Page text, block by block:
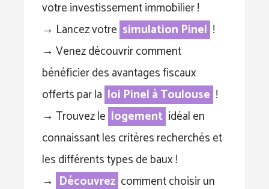
votre investissement immobilier !
→ Lancez votre simulation Pinel !
→ Venez découvrir comment
bénéficier des avantages fiscaux
offerts par la loi Pinel à Toulouse !
→ Trouvez le logement idéal en
connaissant les critères recherchés et
les différents types de baux !
→ Découvrez comment choisir un